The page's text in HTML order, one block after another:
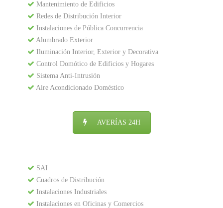
Mantenimiento de Edificios
Redes de Distribución Interior
Instalaciones de Pública Concurrencia
Alumbrado Exterior
Iluminación Interior, Exterior y Decorativa
Control Domótico de Edificios y Hogares
Sistema Anti-Intrusión
Aire Acondicionado Doméstico
AVERÍAS 24H
SAI
Cuadros de Distribución
Instalaciones Industriales
Instalaciones en Oficinas y Comercios